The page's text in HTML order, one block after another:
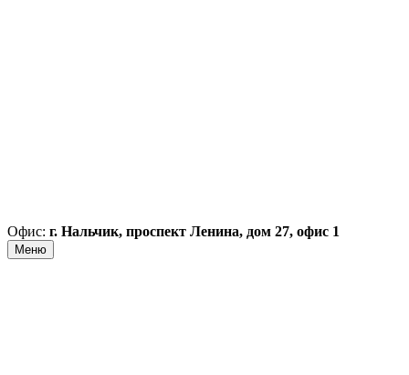
Офис: г. Нальчик, проспект Ленина, дом 27, офис 1
Меню